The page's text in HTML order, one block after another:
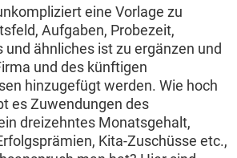
eine Vorlage zu
Aufgaben, Probezeit,
und ähnliches ist zu ergänzen und
und des künftigen
hinzugefügt werden. Wie hoch
es Zuwendungen des
dreizehntes Monatsgehalt,
Kita-Zuschüsse etc.,